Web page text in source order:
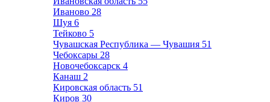
Иваново 28
Шуя 6
Тейково 5
Чувашская Республика — Чувашия 51
Чебоксары 28
Новочебоксарск 4
Канаш 2
Кировская область 51
Киров 30